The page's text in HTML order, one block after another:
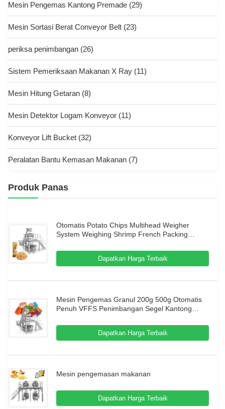
Mesin Pengemas Kantong Premade (29)
Mesin Sortasi Berat Conveyor Belt (23)
periksa penimbangan (26)
Sistem Pemeriksaan Makanan X Ray (11)
Mesin Hitung Getaran (8)
Mesin Detektor Logam Konveyor (11)
Konveyor Lift Bucket (32)
Peralatan Bantu Kemasan Makanan (7)
Produk Panas
Otomatis Potato Chips Multihead Weigher
System Weighing Shrimp French Packing
Machine Mesin Pengemasan
Dapatkan Harga Terbaik
Mesin Pengemas Granul 200g 500g Otomatis
Penuh VFFS Penimbangan Segel Kantong
Pengemas Nitrogen
Dapatkan Harga Terbaik
Mesin pengemasan makanan
Dapatkan Harga Terbaik